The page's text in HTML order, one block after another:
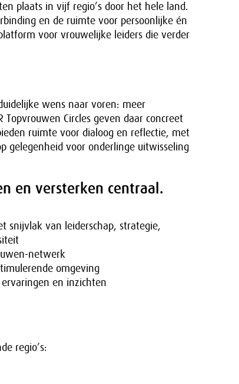
plaats in vijf regio’s door het hele land.
en de ruimte voor persoonlijke én
voor vrouwelijke leiders die verder
wens naar voren: meer
Circles geven daar concreet
ruimte voor dialoog en reflectie, met
gelegenheid voor onderlinge uitwisseling
en versterken centraal.
snijvlak van leiderschap, strategie,
netwerk
omgeving
en inzichten
regio’s: